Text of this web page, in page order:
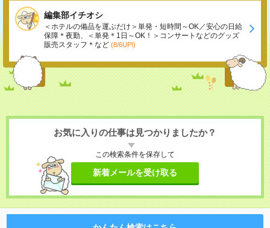
編集部イチオシ
＜ホテルの備品を運ぶだけ＞単発・短時間～OK／安心の日給
保障＊夜勤、＜単発＊1日～OK！＞コンサートなどのグッズ
販売スタッフ＊など (8/6UP!)
お気に入りの仕事は見つかりましたか？
この検索条件を保存して
新着メールを受け取る